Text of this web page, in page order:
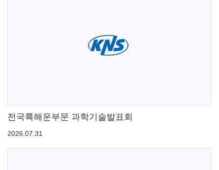
전국륙해운부문 과학기술발표회
2026.07.31